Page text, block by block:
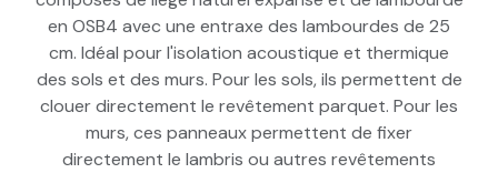
en OSB4 avec une entraxe des lambourdes de 25
cm. Idéal pour l'isolation acoustique et thermique
des sols et des murs. Pour les sols, ils permettent de
clouer directement le revêtement parquet. Pour les
murs, ces panneaux permettent de fixer
directement le lambris ou autres revêtements